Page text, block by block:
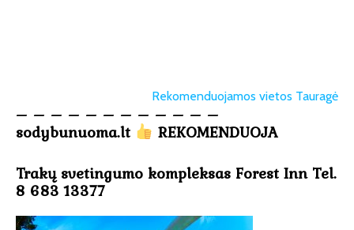
Rekomenduojamos vietos Tauragė
– – – – – – – – – – – –
sodybunuoma.lt
REKOMENDUOJA
Trakų svetingumo kompleksas Forest Inn Tel.
8 683 13377